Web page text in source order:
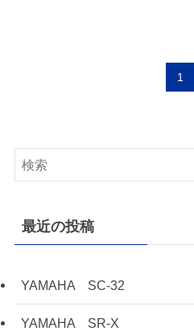
1
最近の投稿
YAMAHA SC-32
YAMAHA SR-X